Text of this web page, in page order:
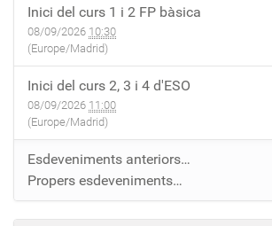
Inici del curs 1 i 2 FP bàsica
08/09/2026 10:30
(Europe/Madrid)
Inici del curs 2, 3 i 4 d'ESO
08/09/2026 11:00
(Europe/Madrid)
Esdeveniments anteriors…
Propers esdeveniments…